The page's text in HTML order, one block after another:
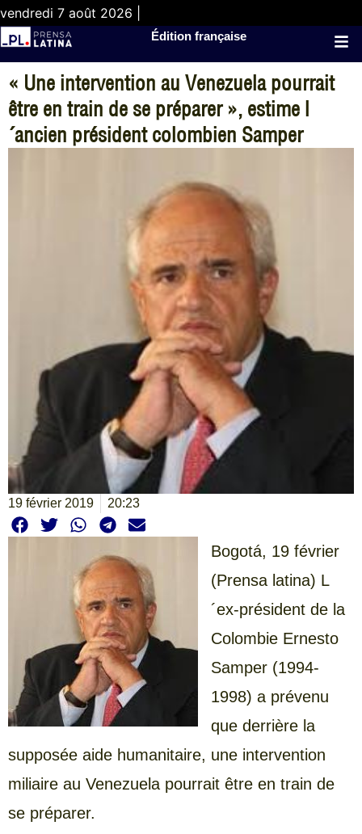
vendredi 7 août 2026 |
Édition française
« Une intervention au Venezuela pourrait
être en train de se préparer », estime l
´ancien président colombien Samper
19 février 2019 20:23
Bogotá, 19 février
(Prensa latina) L
´ex-président de la
Colombie Ernesto
Samper (1994-
1998) a prévenu
que derrière la
supposée aide humanitaire, une intervention
miliaire au Venezuela pourrait être en train de
se préparer.